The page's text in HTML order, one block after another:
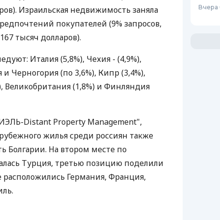
Израильская недвижимость заняла
покупателей (9% запросов,
тысяч долларов).
Италия (5,8%), Чехия - (4,9%),
и Черногория (по 3,6%), Кипр (3,4%),
Великобритания (1,8%) и Финляндия
Distant Property Management",
жилья среди россиян также
Болгарии. На втором месте по
Турция, третью позицию поделили
Германия, Франция,
Вчера